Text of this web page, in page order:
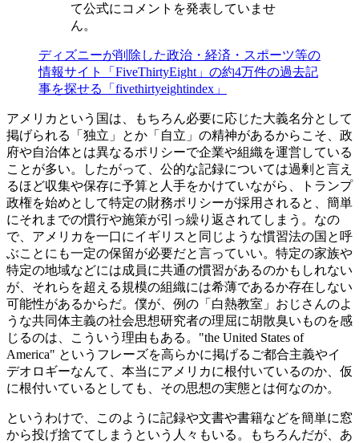
て公式にコメントを発表していませ
ん。
ディズニーが削除した政治・経済・スポーツ等の
情報サイト「FiveThirtyEight」の約4万件の過去記
事を探せる「fivethirtyeightindex」
アメリカという国は、もちろん必要に応じた大義名分として
掲げられる「独立」とか「自立」の精神があるからこそ、政
府や自治体とは異なるポリシーで企業や組織を運営している
ことが多い。したがって、公的な記録については過剰と言え
るほど収集や保存に予算と人手をかけていながら、トランプ
政権を始めとして特定の財務ポリシーが採用されると、簡単
にそれまでの慣行や施策が引っ繰り返されてしまう。なの
で、アメリカを一口にイギリスと同じような慣習法の国と呼
ぶことにも一定の保留が必要だと言っていい。特定の家族や
特定の地域などには成員に共通の慣習があるのかもしれない
が、それらを超える規模の組織には希薄であるか存在しない
可能性があるからだ。僕が、例の「白熱教室」おじさんのよ
うな共同体主義の社会思想研究者の理屈に胡散臭いものを感
じるのは、こういう理由もある。"the United States of
America" というフレーズを高らかに掲げるご都合主義やイ
デオロギーなんて、本当にアメリカに根付いているのか、仮
に根付いているとしても、その思想の実態とは何なのか。
というわけで、このように記録や文書や書籍などを簡単に窓
から投げ捨ててしまうという人々もいる。もちろんだが、あ